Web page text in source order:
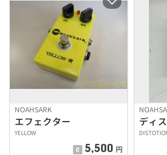
NOAHSARK
エフェクター
YELLOW
5,500 円
ディ